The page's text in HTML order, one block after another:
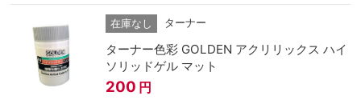
在庫なし ターナー
ターナー色彩 GOLDEN アクリリックス ハイ
ソリッドゲル マット
200 円